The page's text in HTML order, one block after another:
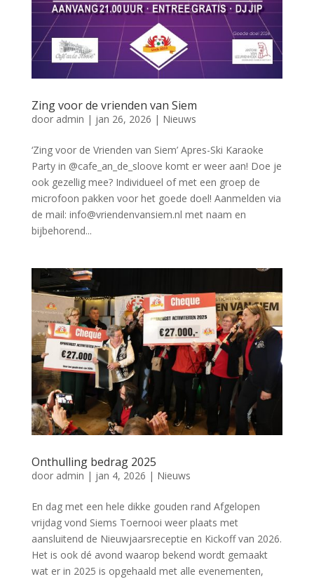
Zing voor de vrienden van Siem
door admin | jan 26, 2026 | Nieuws
‘Zing voor de Vrienden van Siem’ Apres-Ski Karaoke
Party in @cafe_an_de_sloove komt er weer aan! Doe je
ook gezellig mee? Individueel of met een groep de
microfoon pakken voor het goede doel! Aanmelden via
de mail: info@vriendenvansiem.nl met naam en
bijbehorend...
Onthulling bedrag 2025
door admin | jan 4, 2026 | Nieuws
En dag met een hele dikke gouden rand Afgelopen
vrijdag vond Siems Toernooi weer plaats met
aansluitend de Nieuwjaarsreceptie en Kickoff van 2026.
Het is ook dé avond waarop bekend wordt gemaakt
wat er in 2025 is opgehaald met alle evenementen,